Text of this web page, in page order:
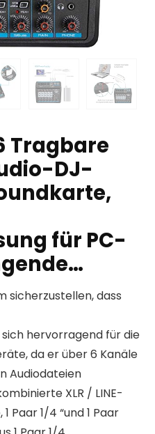
Tragbare
DJ-
für PC-
sicherzustellen, dass
sich hervorragend für die
da er über 6 Kanäle
Audiodateien
XLR / LINE-
Paar 1/4 “und 1 Paar